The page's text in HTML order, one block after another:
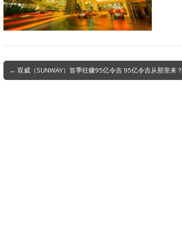
Post
navigation
← 双威（SUNWAY）首季狂赚95亿令吉 95亿令吉从那里来？